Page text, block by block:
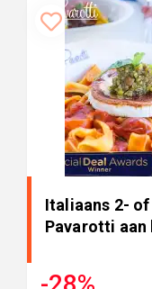
Italiaans 2-
Pavarotti aan